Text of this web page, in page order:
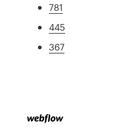
781
445
367